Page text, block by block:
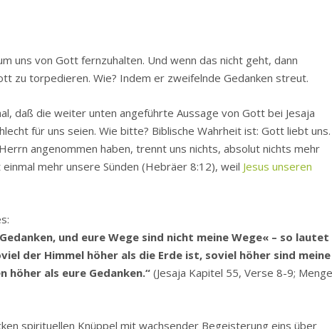
uns von Gott fernzuhalten. Und wenn das nicht geht, dann
zu torpedieren. Wie? Indem er zweifelnde Gedanken streut.
daß die weiter unten angeführte Aussage von Gott bei Jesaja
für uns seien. Wie bitte? Biblische Wahrheit ist: Gott liebt uns.
angenommen haben, trennt uns nichts, absolut nichts mehr
mehr unsere Sünden (Hebräer 8:12), weil Jesus unseren
und eure Wege sind nicht meine Wege« – so lautet
der Himmel höher als die Erde ist, soviel höher sind meine
höher als eure Gedanken.“ (Jesaja Kapitel 55, Verse 8-9;
spirituellen Knüppel mit wachsender Begeisterung eins über